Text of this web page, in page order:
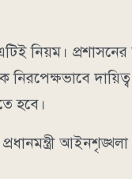
প্রশাসনের
নিরপেক্ষভাবে
হবে।